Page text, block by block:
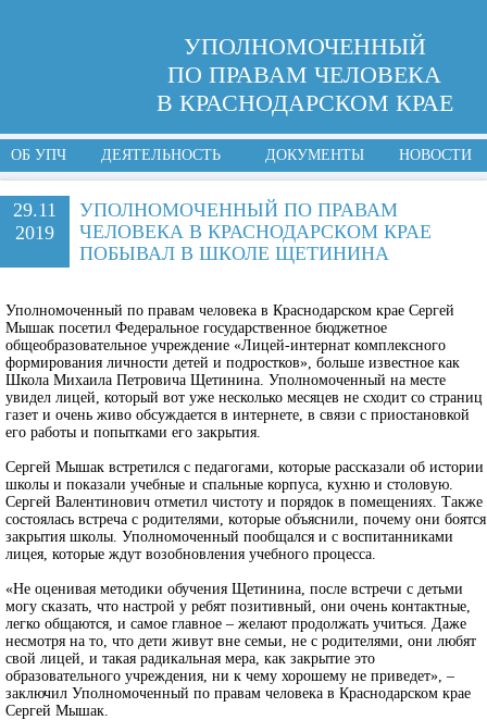
УПОЛНОМОЧЕННЫЙ
ПО ПРАВАМ ЧЕЛОВЕКА
В КРАСНОДАРСКОМ КРАЕ
ОБ УПЧ ДЕЯТЕЛЬНОСТЬ ДОКУМЕНТЫ НОВОСТИ
29.11
2019
УПОЛНОМОЧЕННЫЙ ПО ПРАВАМ
ЧЕЛОВЕКА В КРАСНОДАРСКОМ КРАЕ
ПОБЫВАЛ В ШКОЛЕ ЩЕТИНИНА
Уполномоченный по правам человека в Краснодарском крае Сергей
Мышак посетил Федеральное государственное бюджетное
общеобразовательное учреждение «Лицей-интернат комплексного
формирования личности детей и подростков», больше известное как
Школа Михаила Петровича Щетинина. Уполномоченный на месте
увидел лицей, который вот уже несколько месяцев не сходит со страниц
газет и очень живо обсуждается в интернете, в связи с приостановкой
его работы и попытками его закрытия.
Сергей Мышак встретился с педагогами, которые рассказали об истории
школы и показали учебные и спальные корпуса, кухню и столовую.
Сергей Валентинович отметил чистоту и порядок в помещениях. Также
состоялась встреча с родителями, которые объяснили, почему они боятся
закрытия школы. Уполномоченный пообщался и с воспитанниками
лицея, которые ждут возобновления учебного процесса.
«Не оценивая методики обучения Щетинина, после встречи с детьми
могу сказать, что настрой у ребят позитивный, они очень контактные,
легко общаются, и самое главное – желают продолжать учиться. Даже
несмотря на то, что дети живут вне семьи, не с родителями, они любят
свой лицей, и такая радикальная мера, как закрытие это
образовательного учреждения, ни к чему хорошему не приведет», –
заключил Уполномоченный по правам человека в Краснодарском крае
Сергей Мышак.